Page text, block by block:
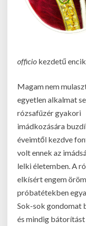
officio kezdetű
Magam nem
egyetlen alkalmat
rózsafüzér gyakori
imádkozására
éveimtől kezdve
volt ennek az
lelki életemben. A
elkísért engem
próbatétekben
Sok-sok gondomat
és mindig